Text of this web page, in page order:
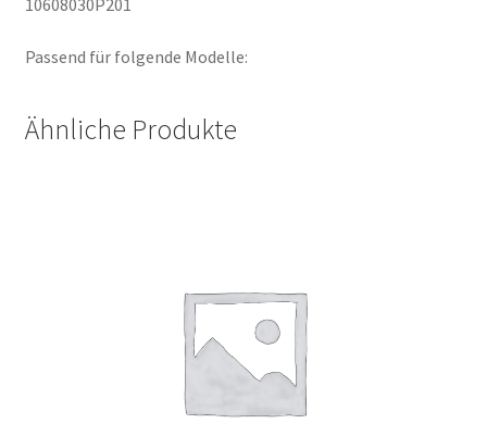
10608030P201
Passend für folgende Modelle:
Ähnliche Produkte